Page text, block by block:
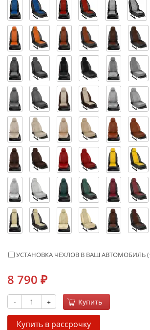
УСТАНОВКА ЧЕХЛОВ В ВАШ АВТОМОБИЛЬ
8 790 ₽
- + Купить
Купить в рассрочку